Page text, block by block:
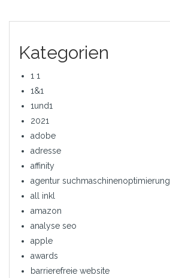
Kategorien
1 1
1&1
1und1
2021
adobe
adresse
affinity
agentur suchmaschinenoptimierung
all inkl
amazon
analyse seo
apple
awards
barrierefreie website